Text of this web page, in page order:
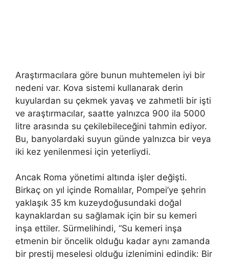
Araştırmacılara göre bunun muhtemelen iyi bir
nedeni var. Kova sistemi kullanarak derin
kuyulardan su çekmek yavaş ve zahmetli bir işti
ve araştırmacılar, saatte yalnızca 900 ila 5000
litre arasında su çekilebileceğini tahmin ediyor.
Bu, banyolardaki suyun günde yalnızca bir veya
iki kez yenilenmesi için yeterliydi.
Ancak Roma yönetimi altında işler değişti.
Birkaç on yıl içinde Romalılar, Pompei’ye şehrin
yaklaşık 35 km kuzeydoğusundaki doğal
kaynaklardan su sağlamak için bir su kemeri
inşa ettiler. Sürmelihindi, “Su kemeri inşa
etmenin bir öncelik olduğu kadar aynı zamanda
bir prestij meselesi olduğu izlenimini edindik: Bir